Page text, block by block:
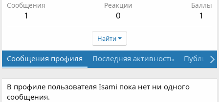
Сообщения
1
Реакции
0
Баллы
1
Найти
Сообщения профиля Последняя активность
В профиле пользователя Isami пока нет ни одного
сообщения.